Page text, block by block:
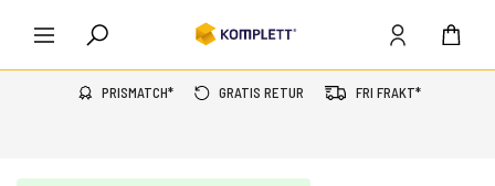
PRISMATCH* GRATIS RETUR FRI FRAKT*